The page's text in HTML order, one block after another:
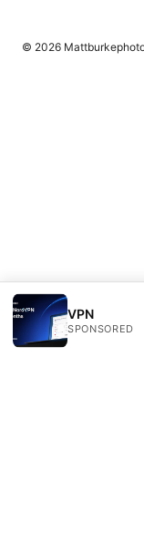
VPN
SPONSORED
© 2026